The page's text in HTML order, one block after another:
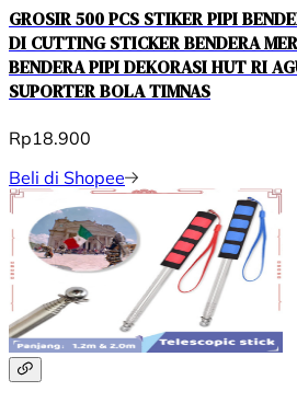
GROSIR 500 PCS STIKER PIPI
DI CUTTING STICKER BENDERA
BENDERA PIPI DEKORASI HUT RI
SUPORTER BOLA TIMNAS
Rp18.900
Beli di Shopee